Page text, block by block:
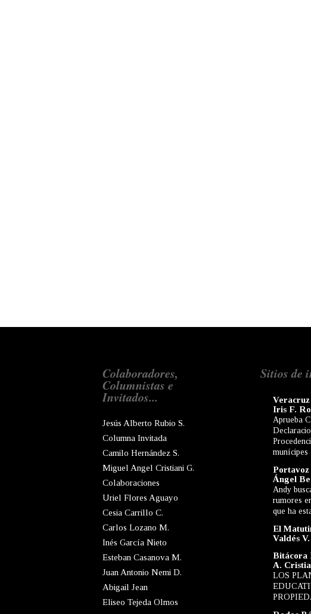
Colaboradores,
Columnistas e
Invitados...
Jesús Alberto Rubio S.
Columna Invitada
Camilo Hernández S.
Miguel Angel Cristiani G.
Colaboraciones
Uriel Flores Aguayo
Cesia Carrillo C.
Carlos Lozano M.
Inés García Nieto
Esteban Casanova M.
Juan Antonio Nemi D.
Abigail Jean
Eliseo Tejeda Olmos
Sitios de
Iris F.
Aprueba
munícipes
Portavoz
Ángel
Andy
rumores
que ha
El
Valdés V.
Bitácora
A.
LOS